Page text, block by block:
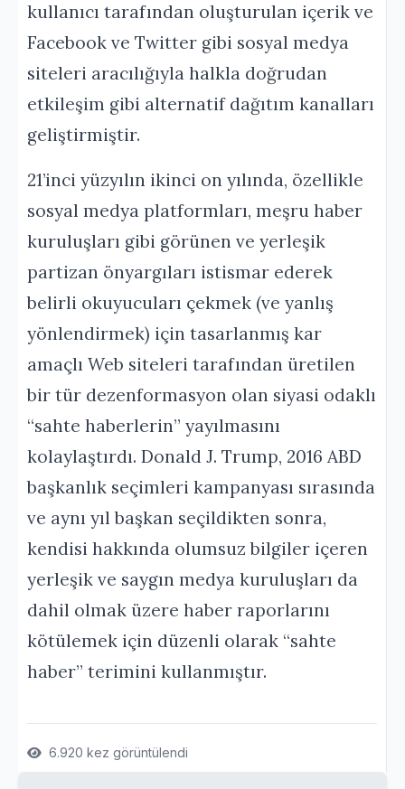
kullanıcı tarafından oluşturulan içerik ve
Facebook ve Twitter gibi sosyal medya
siteleri aracılığıyla halkla doğrudan
etkileşim gibi alternatif dağıtım kanalları
geliştirmiştir.
21’inci yüzyılın ikinci on yılında, özellikle
sosyal medya platformları, meşru haber
kuruluşları gibi görünen ve yerleşik
partizan önyargıları istismar ederek
belirli okuyucuları çekmek (ve yanlış
yönlendirmek) için tasarlanmış kar
amaçlı Web siteleri tarafından üretilen
bir tür dezenformasyon olan siyasi odaklı
“sahte haberlerin” yayılmasını
kolaylaştırdı. Donald J. Trump, 2016 ABD
başkanlık seçimleri kampanyası sırasında
ve aynı yıl başkan seçildikten sonra,
kendisi hakkında olumsuz bilgiler içeren
yerleşik ve saygın medya kuruluşları da
dahil olmak üzere haber raporlarını
kötülemek için düzenli olarak “sahte
haber” terimini kullanmıştır.
6.920 kez görüntülendi